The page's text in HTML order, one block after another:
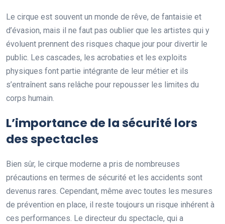
Le cirque est souvent un monde de rêve, de fantaisie et
d’évasion, mais il ne faut pas oublier que les artistes qui y
évoluent prennent des risques chaque jour pour divertir le
public. Les cascades, les acrobaties et les exploits
physiques font partie intégrante de leur métier et ils
s’entraînent sans relâche pour repousser les limites du
corps humain.
L’importance de la sécurité lors
des spectacles
Bien sûr, le cirque moderne a pris de nombreuses
précautions en termes de sécurité et les accidents sont
devenus rares. Cependant, même avec toutes les mesures
de prévention en place, il reste toujours un risque inhérent à
ces performances. Le directeur du spectacle, qui a